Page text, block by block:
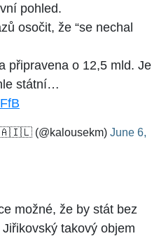
pohled.
osočit, že “se nechal
připravena o 12,5 mld. Je
státní…
(@kalousekm) June 6,
možné, že by stát bez
takový objem